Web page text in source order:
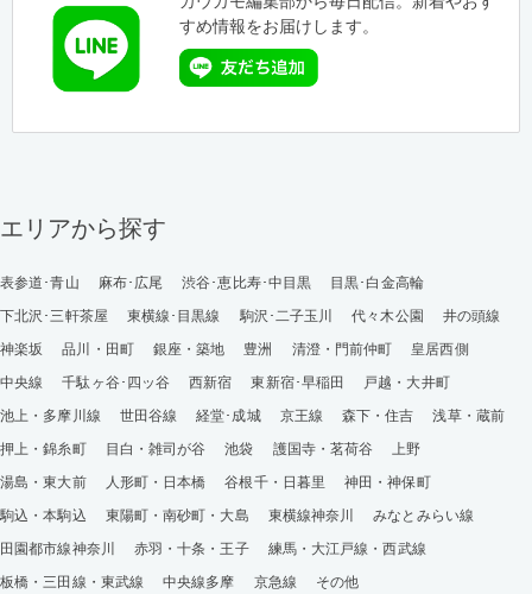
すめ情報をお届けします。
エリアから探す
表参道･青山 麻布･広尾 渋谷･恵比寿･中目黒
目黒･白金高輪
下北沢･三軒茶屋
東横線･目黒線 駒沢･二子玉川 代々木公園
井の頭線
神楽坂
品川・田町 銀座・築地 豊洲 清澄・門前仲町
皇居西側
中央線
千駄ヶ谷･四ッ谷 西新宿 東新宿･早稲田
戸越・大井町
池上・多摩川線
世田谷線 経堂･成城 京王線 森下・住吉
浅草・蔵前
押上・錦糸町
目白・雑司が谷 池袋 護国寺・茗荷谷
上野
湯島・東大前
人形町・日本橋 谷根千・日暮里
神田・神保町
駒込・本駒込
東陽町・南砂町・大島 東横線神奈川
みなとみらい線
田園都市線神奈川
赤羽・十条・王子
練馬・大江戸線・西武線
板橋・三田線・東武線
中央線多摩 京急線 その他